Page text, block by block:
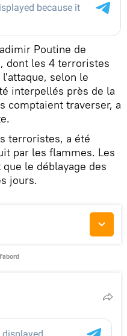
Poutine de
dont les 4 terroristes
selon le
interpellés près de la
comptaient traverser, a
terroristes, a été
par les flammes. Les
le déblayage des
jours.